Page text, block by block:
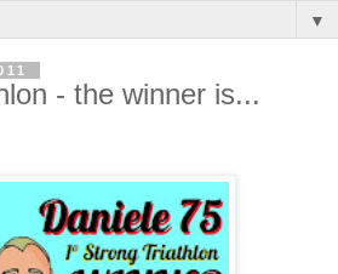
▼
- the winner is...